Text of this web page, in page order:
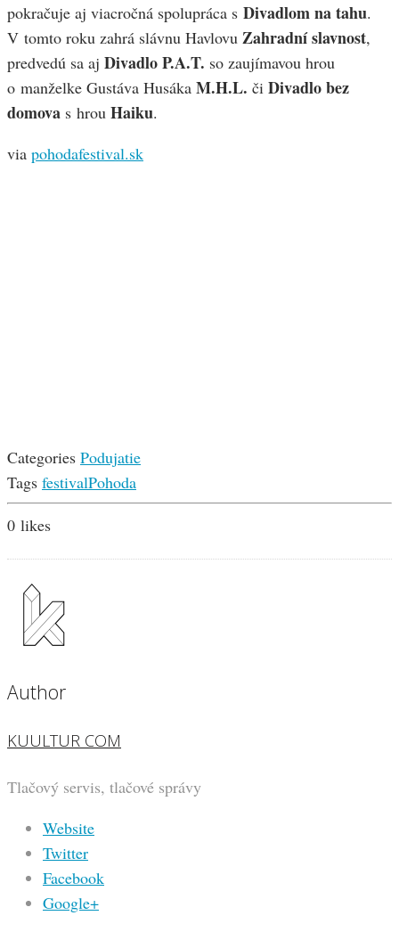
pokračuje aj viacročná spolupráca s Divadlom na tahu.
V tomto roku zahrá slávnu Havlovu Zahradní slavnost,
predvedú sa aj Divadlo P.A.T. so zaujímavou hrou
o manželke Gustáva Husáka M.H.L. či Divadlo bez
domova s hrou Haiku.
via pohodafestival.sk
Categories Podujatie
Tags festivalPohoda
0 likes
Author
KUULTUR COM
Tlačový servis, tlačové správy
Website
Twitter
Facebook
Google+